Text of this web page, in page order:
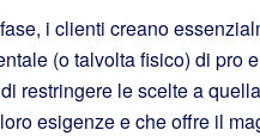
i clienti creano
(o talvolta fisico) di pro
restringere le scelte a
esigenze e che offre il